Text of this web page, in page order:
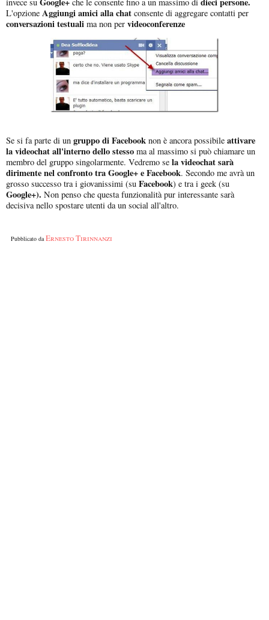
L'opzione Aggiungi amici alla chat consente di aggregare contatti per
conversazioni testuali ma non per videoconferenze
Se si fa parte di un gruppo di Facebook non è ancora possibile attivare
la videochat all'interno dello stesso ma al massimo si può chiamare un
membro del gruppo singolarmente. Vedremo se la videochat sarà
dirimente nel confronto tra Google+ e Facebook. Secondo me avrà un
grosso successo tra i giovanissimi (su Facebook) e tra i geek (su
Google+). Non penso che questa funzionalità pur interessante sarà
decisiva nello spostare utenti da un social all'altro.
Pubblicato daErnesto Tirinnanzi